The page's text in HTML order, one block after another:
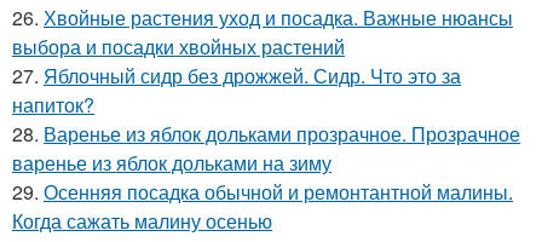
26. Хвойные растения уход и посадка. Важные нюансы
выбора и посадки хвойных растений
27. Яблочный сидр без дрожжей. Сидр. Что это за
напиток?
28. Варенье из яблок дольками прозрачное. Прозрачное
варенье из яблок дольками на зиму
29. Осенняя посадка обычной и ремонтантной малины.
Когда сажать малину осенью